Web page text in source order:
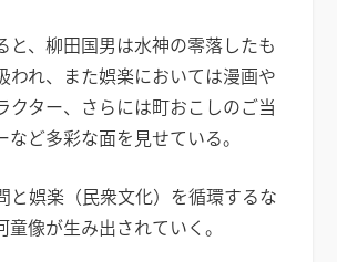
と、柳田国男は水神の零落したも
われ、また娯楽においては漫画や
クター、さらには町おこしのご当
ど多彩な面を見せている。
と娯楽（民衆文化）を循環するな
童像が生み出されていく。